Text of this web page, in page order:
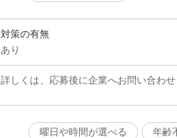
対策の有無
あり
詳しくは、応募後に企業へお問い合わ
曜日や時間が選べる
年齢